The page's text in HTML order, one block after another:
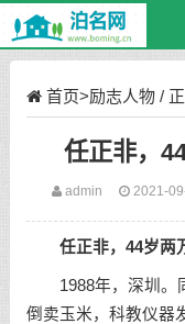
首页>励志人物/
任正非，
admin 2021-
任正非，44岁两
1988年，深圳。同
倒卖玉米，科教仪器